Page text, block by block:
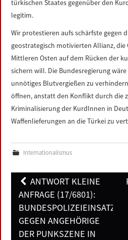
türkischen Staates gegenüber den
legitim.
Wir protestieren aufs schärfste gegen
geostrategisch motivierten Allianz,
Mittleren Osten auf dem Rücken der
sichern will. Die Bundesregierung
unnötiges Blutvergießen zu
öffnen, anstatt den Konflikt durch die
Kriminalisierung der KurdInnen in
Waffenlieferungen an die Türkei zu
Internationalismus
Post
navigation
ANTWORT KLEINE
ANFRAGE (17/6801):
BUNDESPOLIZEIEINSATZ
GEGEN ANGEHÖRIGE
DER PUNKSZENE IN